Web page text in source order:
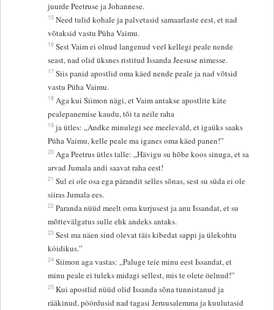
juurde Peetruse ja Johannese.
15 Need tulid kohale ja palvetasid samaarlaste eest, et nad
võtaksid vastu Püha Vaimu.
16 Sest Vaim ei olnud langenud veel kellegi peale nende
seast, nad olid üksnes ristitud Issanda Jeesuse nimesse.
17 Siis panid apostlid oma käed nende peale ja nad võtsid
vastu Püha Vaimu.
18 Aga kui Siimon nägi, et Vaim antakse apostlite käte
pealepanemise kaudu, tõi ta neile raha
19 ja ütles: „Andke minulegi see meelevald, et igaüks saaks
Püha Vaimu, kelle peale ma iganes oma käed panen!”
20 Aga Peetrus ütles talle: „Hävigu su hõbe koos sinuga, et sa
arvad Jumala andi saavat raha eest!
21 Sul ei ole osa ega pärandit selles sõnas, sest su süda ei ole
siiras Jumala ees.
22 Paranda nüüd meelt oma kurjusest ja anu Issandat, et su
mõttevälgatus sulle ehk andeks antaks.
23 Sest ma näen sind olevat täis kibedat sappi ja ülekohtu
köidikus.”
24 Siimon aga vastas: „Paluge teie minu eest Issandat, et
minu peale ei tuleks midagi sellest, mis te olete öelnud!”
25 Kui apostlid nüüd olid Issanda sõna tunnistanud ja
rääkinud, pöördusid nad tagasi Jeruusalemma ja kuulutasid